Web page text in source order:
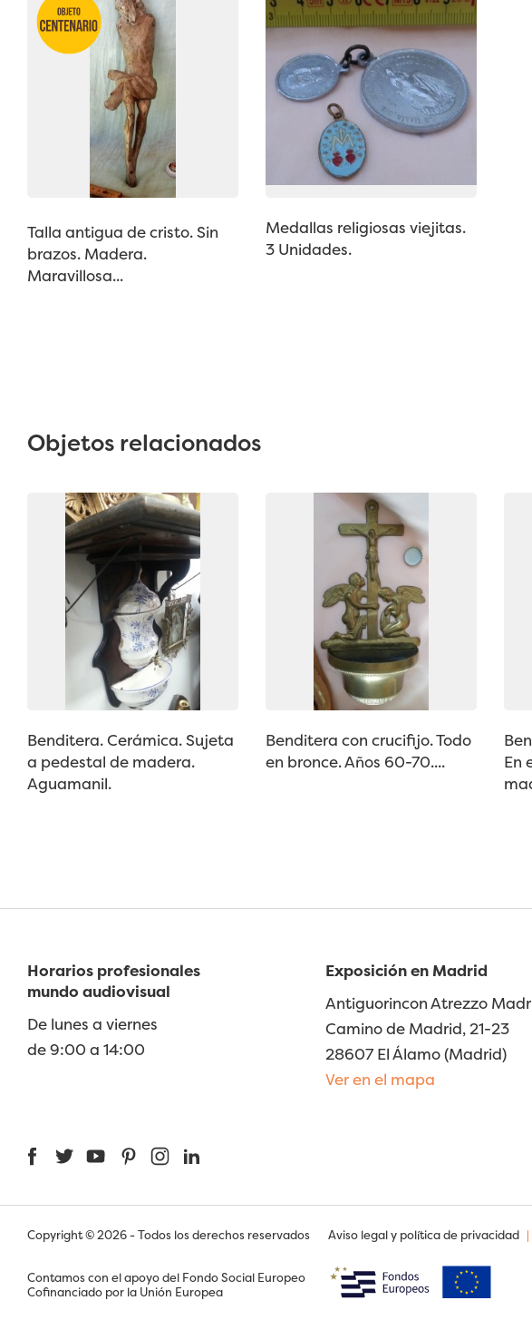
Talla antigua de cristo. Sin
brazos. Madera.
Maravillosa...
Medallas religiosas viejitas.
3 Unidades.
Objetos relacionados
Benditera. Cerámica. Sujeta
a pedestal de madera.
Aguamanil.
Benditera con crucifijo. Todo
en bronce. Años 60-70....
En
Horarios profesionales
mundo audiovisual
De lunes a viernes
de 9:00 a 14:00
Exposición en Madrid
Antiguorincon Atrezzo
Camino de Madrid, 21-23
28607 El Álamo (Madrid)
Ver en el mapa
FacebookTwitterYouTubePinterestInstagram
Copyright © 2026 - Todos los derechos reservados Aviso legal y política de privacidad |
Contamos con el apoyo del Fondo Social Europeo
Cofinanciado por la Unión Europea